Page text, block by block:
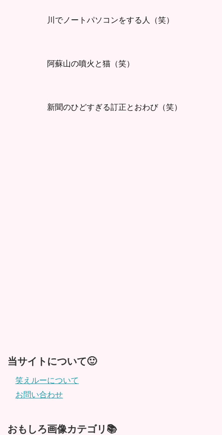
川でノートパソコンをする人（笑）
阿蘇山の噴火と猫（笑）
新聞のひどすぎる訂正とおわび（笑）
当サイトについて🙂
笑えルーについて
お問い合わせ
おもしろ画像カテゴリ📚